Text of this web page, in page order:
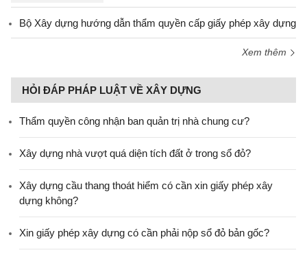
Bộ Xây dựng hướng dẫn thẩm quyền cấp giấy phép xây dựng
Xem thêm
HỎI ĐÁP PHÁP LUẬT VỀ XÂY DỰNG
Thẩm quyền công nhận ban quản trị nhà chung cư?
Xây dựng nhà vượt quá diện tích đất ở trong sổ đỏ?
Xây dựng cầu thang thoát hiểm có cần xin giấy phép xây
dựng không?
Xin giấy phép xây dựng có cần phải nộp sổ đỏ bản gốc?